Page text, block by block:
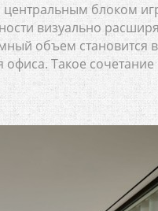
блоком
визуально
объем становится
Такое